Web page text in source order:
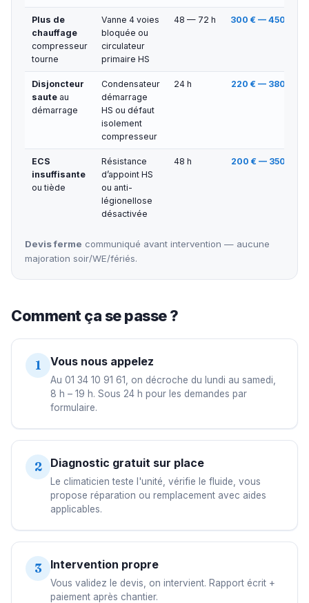
Plus de
chauffage
compresseur
tourne
Vanne 4 voies
bloquée ou
circulateur
primaire HS
48 — 72 h 300 € — 450 €
Disjoncteur
saute au
démarrage
Condensateur
démarrage
HS ou défaut
isolement
compresseur
24 h 220 € — 380 €
ECS
insuffisante
ou tiède
Résistance
d’appoint HS
ou anti-
légionellose
désactivée
48 h 200 € — 350 €
Devis ferme communiqué avant intervention — aucune
majoration soir/WE/fériés.
Comment ça se passe ?
1 Vous nous appelez
Au 01 34 10 91 61, on décroche du lundi au samedi,
8 h – 19 h. Sous 24 h pour les demandes par
formulaire.
2 Diagnostic gratuit sur place
Le climaticien teste l'unité, vérifie le fluide, vous
propose réparation ou remplacement avec aides
applicables.
3 Intervention propre
Vous validez le devis, on intervient. Rapport écrit +
paiement après chantier.